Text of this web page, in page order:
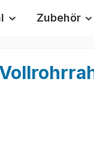
Zubehör